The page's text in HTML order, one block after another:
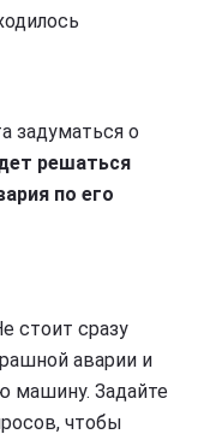
задуматься о
решаться
по его
стоит сразу
аварии и
машину. Задайте
чтобы